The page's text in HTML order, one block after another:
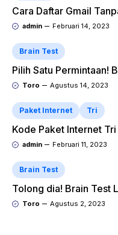
Cara Daftar Gmail
admin Februari 14, 2023
Brain Test
Pilih Satu Permintaan!
Toro Agustus 14, 2023
Paket Internet Tri
Kode Paket Internet
admin Februari 11, 2023
Brain Test
Tolong dia! Brain Test
Toro Agustus 2, 2023